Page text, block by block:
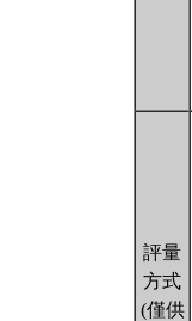
評量
方式
(僅供